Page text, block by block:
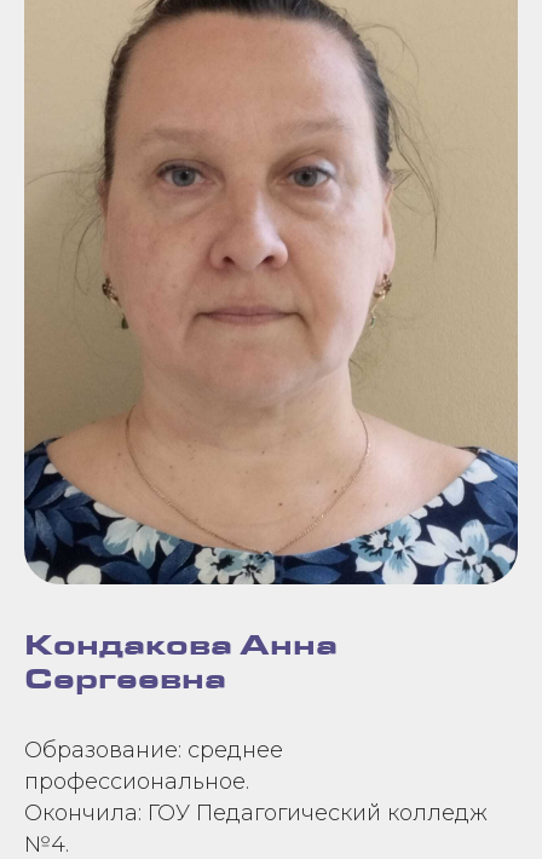
Кондакова Анна
Сергеевна
Образование: среднее
профессиональное.
Окончила: ГОУ Педагогический колледж
№4.